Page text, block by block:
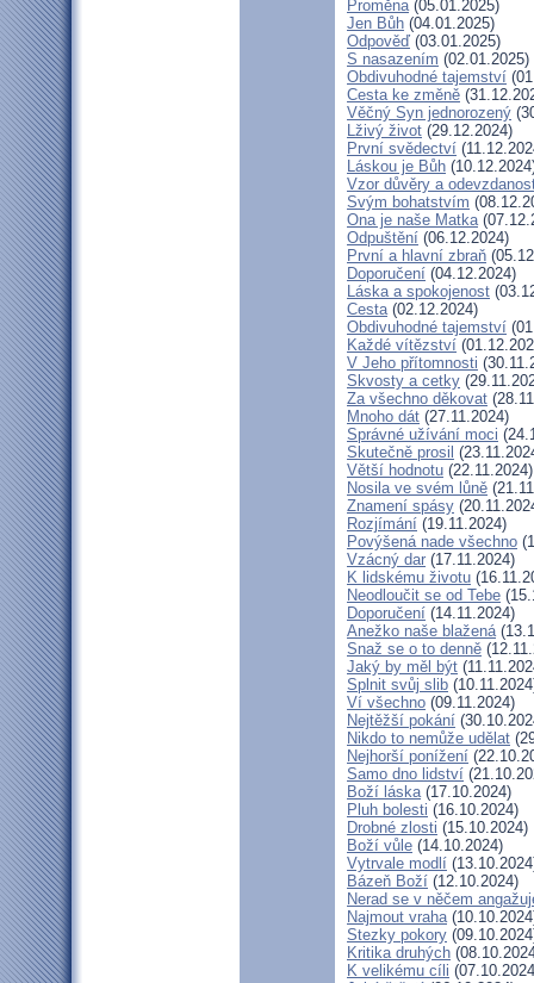
Proměna(05.01.2025)
Jen Bůh (04.01.2025)
Odpověď (03.01.2025)
S nasazením (02.01.2025)
Obdivuhodné tajemství
Cesta ke změně
Věčný Syn jednorozený
Lživý život (29.12.2024)
První svědectví
Láskou je Bůh
Vzor důvěry a
Svým bohatstvím
Ona je naše Matka
Odpuštění (06.12.2024)
První a hlavní zbraň
Doporučení (04.12.2024)
Láska a spokojenost
Cesta(02.12.2024)
Obdivuhodné tajemství
Každé vítězství
V Jeho přítomnosti
Skvosty a cetky
Za všechno děkovat
Mnoho dát (27.11.2024)
Správné užívání moci
Skutečně prosil
Větší hodnotu (22.11.2024)
Nosila ve svém lůně
Znamení spásy
Rozjímání (19.11.2024)
Povýšená nade všechno
Vzácný dar (17.11.2024)
K lidskému životu
Neodloučit se od Tebe
Doporučení (14.11.2024)
Anežko naše blažená
Snaž se o to denně
Jaký by měl být
Splnit svůj slib
Ví všechno (09.11.2024)
Nejtěžší pokání
Nikdo to nemůže udělat
Nejhorší ponížení
Samo dno lidství
Boží láska(17.10.2024)
Pluh bolesti (16.10.2024)
Drobné zlosti (15.10.2024)
Boží vůle (14.10.2024)
Vytrvale modlí
Bázeň Boží (12.10.2024)
Nerad se v něčem
Najmout vraha
Stezky pokory
Kritika druhých
K velikému cíli